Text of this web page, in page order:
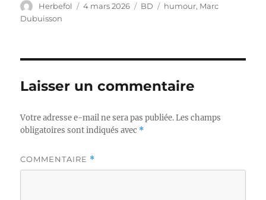
Auteur
Herbefol
Publié
4 mars 2026 Catégories
BD Étiquettes
humour, Marc
Dubuisson
Laisser un commentaire
Votre adresse e-mail ne sera pas publiée. Les champs
obligatoires sont indiqués avec *
COMMENTAIRE *